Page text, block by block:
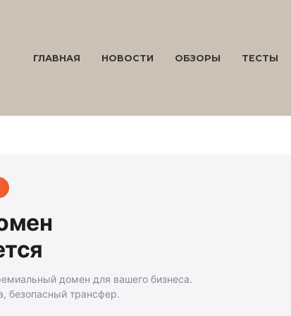
ГЛАВНАЯ НОВОСТИ ОБЗОРЫ ТЕСТЫ
домен для вашего бизнеса.
безопасный трансфер.